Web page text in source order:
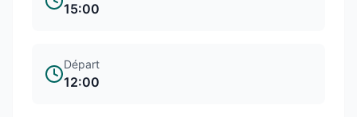
15:00
Départ
12:00